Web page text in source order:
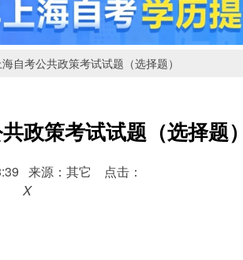
自考公共政策考试试题（选择题）
政策考试试题（选择题）
来源：其它 点击：
X